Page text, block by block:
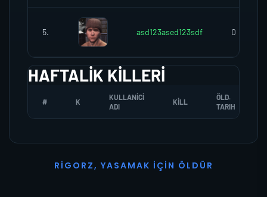
5. asd123ased123sdf 0
HAFTALIK KILLERI
# K
KULLANICI
ADI
KILL
ÖLD.
TARIH
R I G O R Z, YASAMAK İ ÇI N Ö L D Ü R